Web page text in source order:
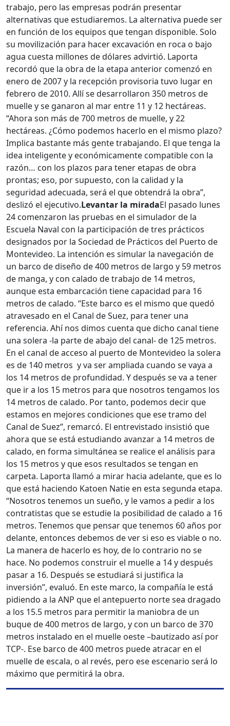
trabajo, pero las empresas podrán presentar
alternativas que estudiaremos. La alternativa puede ser
en función de los equipos que tengan disponible. Solo
su movilización para hacer excavación en roca o bajo
agua cuesta millones de dólares advirtió. Laporta
recordó que la obra de la etapa anterior comenzó en
enero de 2007 y la recepción provisoria tuvo lugar en
febrero de 2010. Allí se desarrollaron 350 metros de
muelle y se ganaron al mar entre 11 y 12 hectáreas.
“Ahora son más de 700 metros de muelle, y 22
hectáreas. ¿Cómo podemos hacerlo en el mismo plazo?
Implica bastante más gente trabajando. El que tenga la
idea inteligente y económicamente compatible con la
razón… con los plazos para tener etapas de obra
prontas; eso, por supuesto, con la calidad y la
seguridad adecuada, será el que obtendrá la obra”,
deslizó el ejecutivo.Levantar la miradaEl pasado lunes
24 comenzaron las pruebas en el simulador de la
Escuela Naval con la participación de tres prácticos
designados por la Sociedad de Prácticos del Puerto de
Montevideo. La intención es simular la navegación de
un barco de diseño de 400 metros de largo y 59 metros
de manga, y con calado de trabajo de 14 metros,
aunque esta embarcación tiene capacidad para 16
metros de calado. “Este barco es el mismo que quedó
atravesado en el Canal de Suez, para tener una
referencia. Ahí nos dimos cuenta que dicho canal tiene
una solera -la parte de abajo del canal- de 125 metros.
En el canal de acceso al puerto de Montevideo la solera
es de 140 metros y va ser ampliada cuando se vaya a
los 14 metros de profundidad. Y después se va a tener
que ir a los 15 metros para que nosotros tengamos los
14 metros de calado. Por tanto, podemos decir que
estamos en mejores condiciones que ese tramo del
Canal de Suez”, remarcó. El entrevistado insistió que
ahora que se está estudiando avanzar a 14 metros de
calado, en forma simultánea se realice el análisis para
los 15 metros y que esos resultados se tengan en
carpeta. Laporta llamó a mirar hacia adelante, que es lo
que está haciendo Katoen Natie en esta segunda etapa.
“Nosotros tenemos un sueño, y le vamos a pedir a los
contratistas que se estudie la posibilidad de calado a 16
metros. Tenemos que pensar que tenemos 60 años por
delante, entonces debemos de ver si eso es viable o no.
La manera de hacerlo es hoy, de lo contrario no se
hace. No podemos construir el muelle a 14 y después
pasar a 16. Después se estudiará si justifica la
inversión”, evaluó. En este marco, la compañía le está
pidiendo a la ANP que el antepuerto norte sea dragado
a los 15.5 metros para permitir la maniobra de un
buque de 400 metros de largo, y con un barco de 370
metros instalado en el muelle oeste –bautizado así por
TCP-. Ese barco de 400 metros puede atracar en el
muelle de escala, o al revés, pero ese escenario será lo
máximo que permitirá la obra.